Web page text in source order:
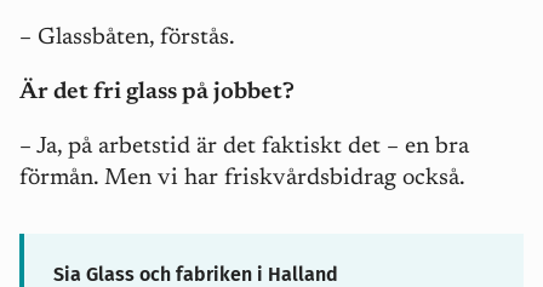
– Glassbåten, förstås.
Är det fri glass på jobbet?
– Ja, på arbetstid är det faktiskt det – en bra
förmån. Men vi har friskvårdsbidrag också.
Sia Glass och fabriken i Halland